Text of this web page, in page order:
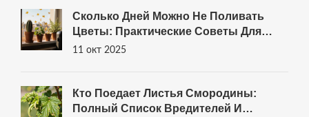
Сколько Дней Можно Не Поливать
Цветы: Практические Советы Для
Разных Растений
11 окт 2025
Кто Поедает Листья Смородины:
Полный Список Вредителей И